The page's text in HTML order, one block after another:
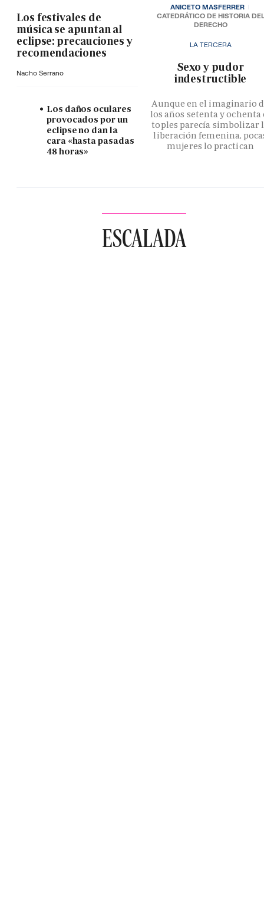
Los festivales de
música se apuntan al
eclipse: precauciones y
recomendaciones
Nacho Serrano
Los daños oculares
provocados por un
eclipse no dan la
cara «hasta pasadas
48 horas»
LA TERCERA
­Sexo y pudor
indestructible
Aunque en el imaginario
los años setenta y ochenta
toples parecía simbolizar
liberación femenina,
mujeres lo practican
ANICETO MASFERRER
CATEDRÁTICO DE HISTORIA DEL
DERECHO
ESCALADA